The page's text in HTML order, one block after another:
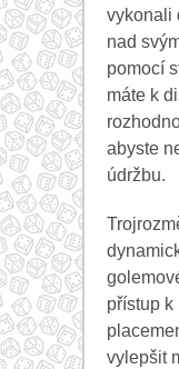
vykonali
nad
pomocí
máte k
abyste
údržbu.
přístup k
vylepšit